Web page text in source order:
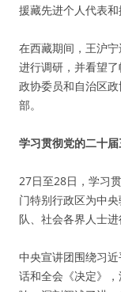
援藏先进个人代表和
在西藏期间，王沪
进行调研，并看望
政协委员和自治区
部。
学习贯彻党的二十
27日至28日，学习
门特别行政区为中
队、社会各界人士
中央宣讲团围绕习
话和全会《决定》